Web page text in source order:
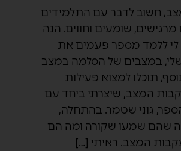
חשוב לדבר עם התלמידים
שומעים וחווים. הנה
לי ללמד מספר פעמים את
במצבים של הסלמה במצב
תוכלו למצוא פעילות
המצב, שיצרתי ביחד עם
גוני שטמר. בהתחלה,
שהם שמעו שקורה ומה הם
המצב. ראיתי […]